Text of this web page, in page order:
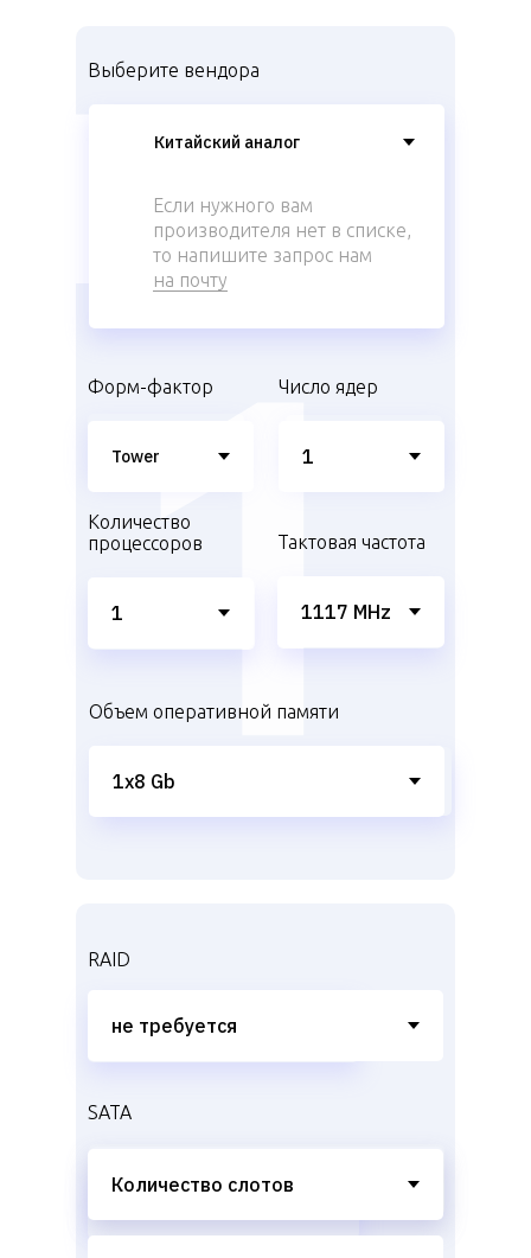
Форм-фактор
Количество
процессоров
Число ядер
Тактовая частота
Объем оперативной памяти
SATA
Выберите вендора
RAID
Если нужного вам
производителя нет в списке,
то напишите запрос нам
на почту